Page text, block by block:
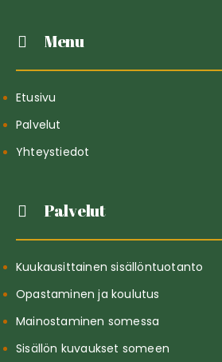
Menu
Etusivu
Palvelut
Yhteystiedot
Palvelut
Kuukausittainen sisällöntuotanto
Opastaminen ja koulutus
Mainostaminen somessa
Sisällön kuvaukset someen